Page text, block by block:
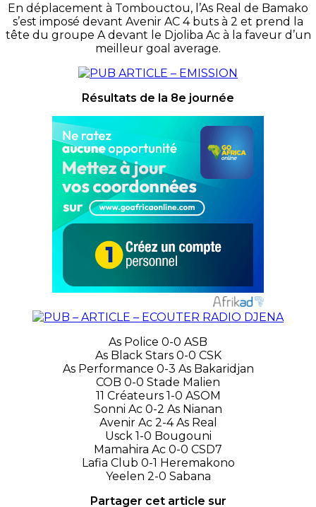
En déplacement à Tombouctou, l’As Real de Bamako
s’est imposé devant Avenir AC 4 buts à 2 et prend la
tête du groupe A devant le Djoliba Ac à la faveur d’un
meilleur goal average.
Résultats de la 8e journée
As Police 0-0 ASB
As Black Stars 0-0 CSK
As Performance 0-3 As Bakaridjan
COB 0-0 Stade Malien
11 Créateurs 1-0 ASOM
Sonni Ac 0-2 As Nianan
Avenir Ac 2-4 As Real
Usck 1-0 Bougouni
Mamahira Ac 0-0 CSD7
Lafia Club 0-1 Heremakono
Yeelen 2-0 Sabana
Partager cet article sur